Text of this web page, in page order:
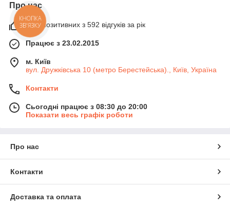
Про нас
99% позитивних з 592 відгуків за рік
Працює з 23.02.2015
м. Київ
вул. Дружківська 10 (метро Берестейська)., Київ, Україна
Контакти
Сьогодні працює з 08:30 до 20:00
Показати весь графік роботи
Про нас
Контакти
Доставка та оплата